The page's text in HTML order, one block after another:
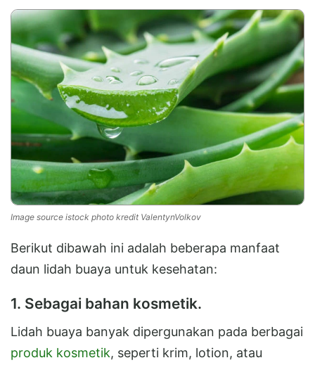
Image source istock photo kredit ValentynVolkov
Berikut dibawah ini adalah beberapa manfaat
daun lidah buaya untuk kesehatan:
1. Sebagai bahan kosmetik.
Lidah buaya banyak dipergunakan pada berbagai
produk kosmetik, seperti krim, lotion, atau